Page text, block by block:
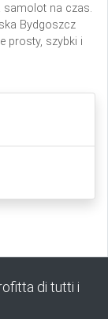
samolot na czas.
Bydgoszcz
prosty, szybki i
di tutti i